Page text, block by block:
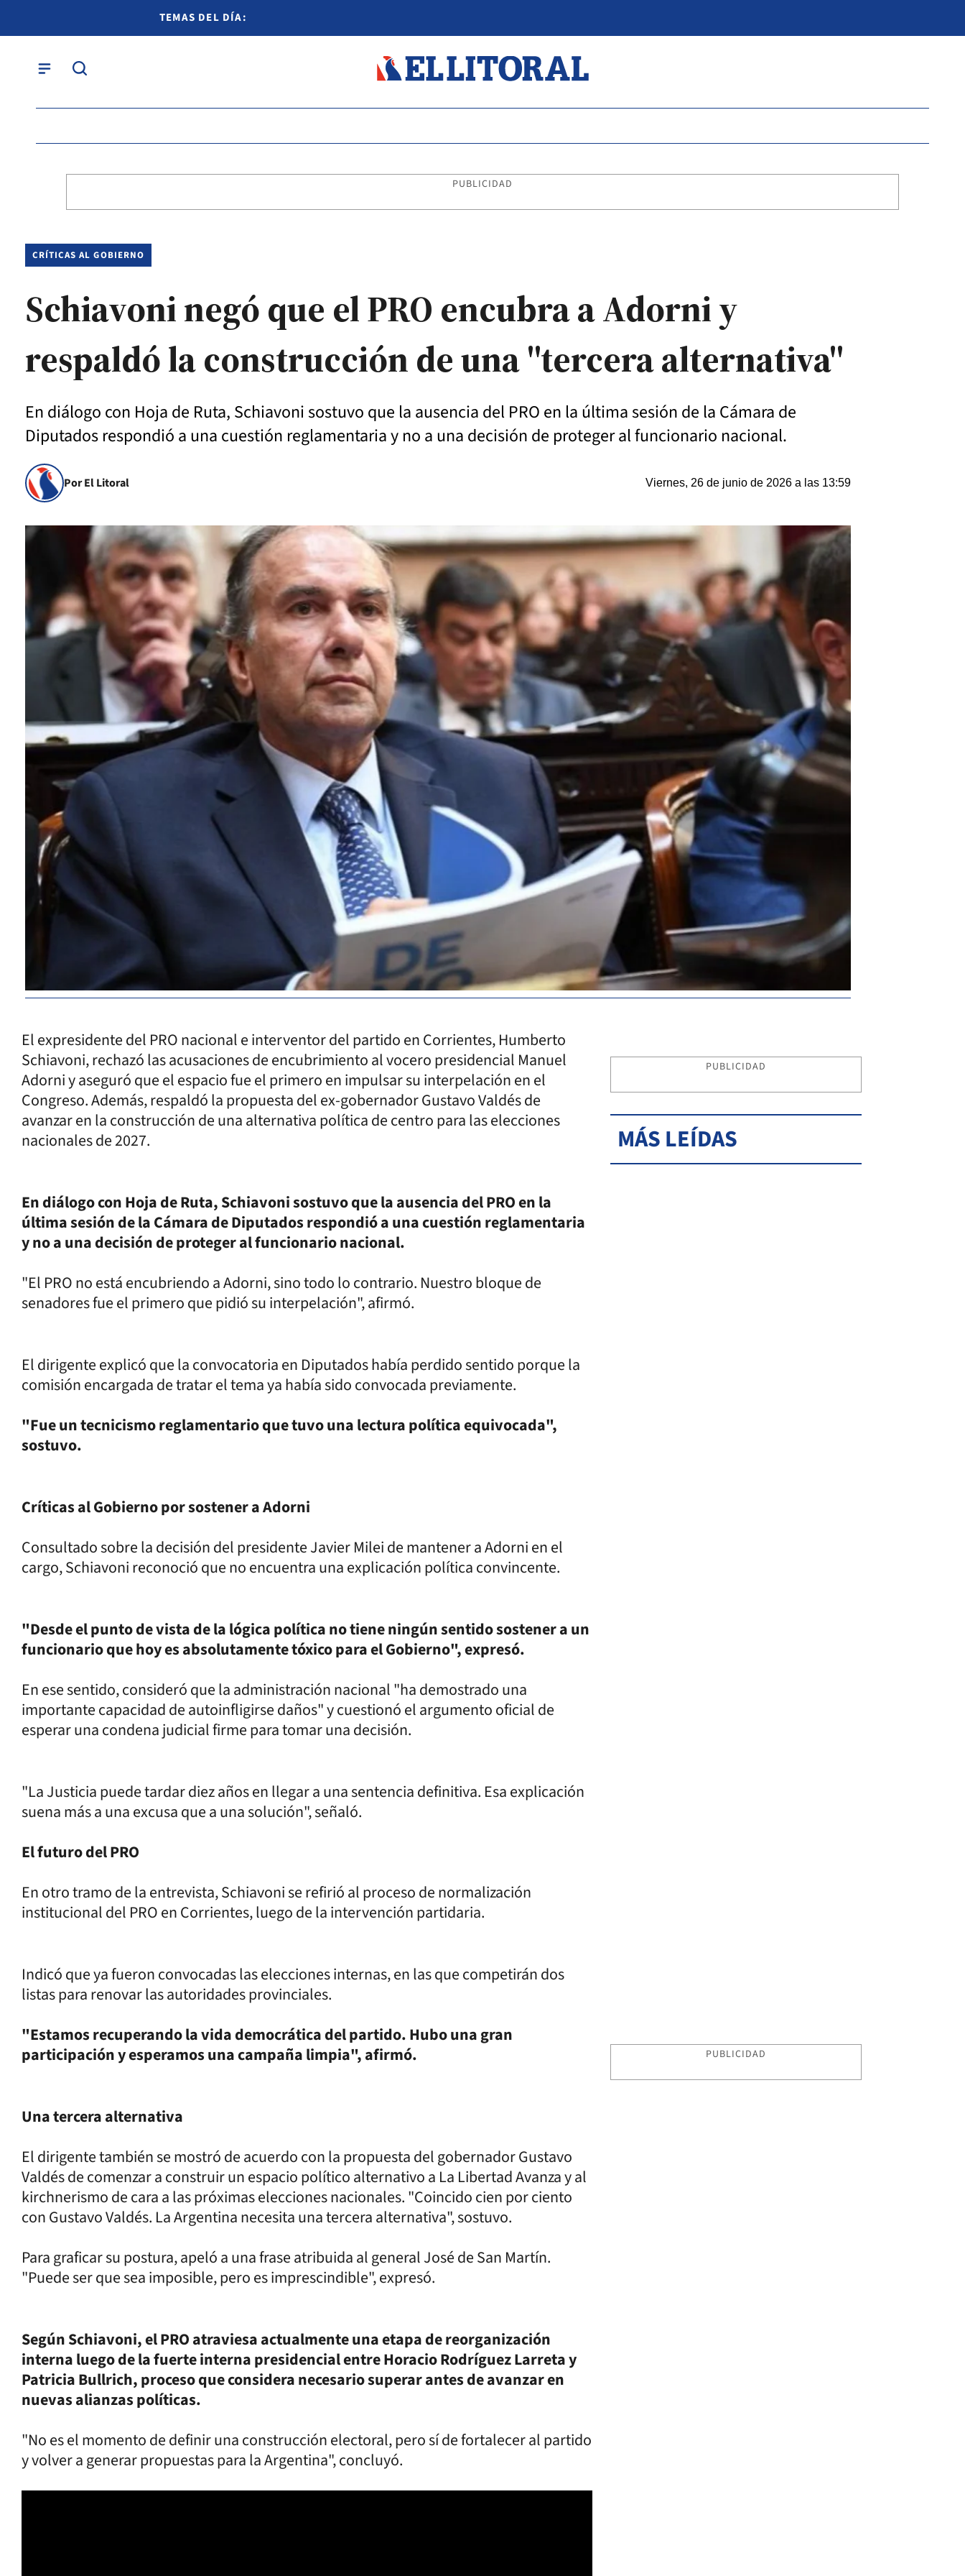
TEMAS DEL DÍA:
PUBLICIDAD
CRÍTICAS AL GOBIERNO
Schiavoni negó que el PRO encubra a Adorni y
respaldó la construcción de una "tercera alternativa"
En diálogo con Hoja de Ruta, Schiavoni sostuvo que la ausencia del PRO en la última sesión de la Cámara de
Diputados respondió a una cuestión reglamentaria y no a una decisión de proteger al funcionario nacional.
Por El Litoral Viernes, 26 de junio de 2026 a las 13:59
El expresidente del PRO nacional e interventor del partido en Corrientes, Humberto
Schiavoni, rechazó las acusaciones de encubrimiento al vocero presidencial Manuel
Adorni y aseguró que el espacio fue el primero en impulsar su interpelación en el
Congreso. Además, respaldó la propuesta del ex-gobernador Gustavo Valdés de
avanzar en la construcción de una alternativa política de centro para las elecciones
nacionales de 2027.
En diálogo con Hoja de Ruta, Schiavoni sostuvo que la ausencia del PRO en la
última sesión de la Cámara de Diputados respondió a una cuestión reglamentaria
y no a una decisión de proteger al funcionario nacional.
"El PRO no está encubriendo a Adorni, sino todo lo contrario. Nuestro bloque de
senadores fue el primero que pidió su interpelación", afirmó.
El dirigente explicó que la convocatoria en Diputados había perdido sentido porque la
comisión encargada de tratar el tema ya había sido convocada previamente.
"Fue un tecnicismo reglamentario que tuvo una lectura política equivocada",
sostuvo.
Críticas al Gobierno por sostener a Adorni
Consultado sobre la decisión del presidente Javier Milei de mantener a Adorni en el
cargo, Schiavoni reconoció que no encuentra una explicación política convincente.
"Desde el punto de vista de la lógica política no tiene ningún sentido sostener a un
funcionario que hoy es absolutamente tóxico para el Gobierno", expresó.
En ese sentido, consideró que la administración nacional "ha demostrado una
importante capacidad de autoinfligirse daños" y cuestionó el argumento oficial de
esperar una condena judicial firme para tomar una decisión.
"La Justicia puede tardar diez años en llegar a una sentencia definitiva. Esa explicación
suena más a una excusa que a una solución", señaló.
El futuro del PRO
En otro tramo de la entrevista, Schiavoni se refirió al proceso de normalización
institucional del PRO en Corrientes, luego de la intervención partidaria.
Indicó que ya fueron convocadas las elecciones internas, en las que competirán dos
listas para renovar las autoridades provinciales.
"Estamos recuperando la vida democrática del partido. Hubo una gran
participación y esperamos una campaña limpia", afirmó.
Una tercera alternativa
El dirigente también se mostró de acuerdo con la propuesta del gobernador Gustavo
Valdés de comenzar a construir un espacio político alternativo a La Libertad Avanza y al
kirchnerismo de cara a las próximas elecciones nacionales. "Coincido cien por ciento
con Gustavo Valdés. La Argentina necesita una tercera alternativa", sostuvo.
Para graficar su postura, apeló a una frase atribuida al general José de San Martín.
"Puede ser que sea imposible, pero es imprescindible", expresó.
Según Schiavoni, el PRO atraviesa actualmente una etapa de reorganización
interna luego de la fuerte interna presidencial entre Horacio Rodríguez Larreta y
Patricia Bullrich, proceso que considera necesario superar antes de avanzar en
nuevas alianzas políticas.
"No es el momento de definir una construcción electoral, pero sí de fortalecer al partido
y volver a generar propuestas para la Argentina", concluyó.
PUBLICIDAD
MÁS LEÍDAS
PUBLICIDAD